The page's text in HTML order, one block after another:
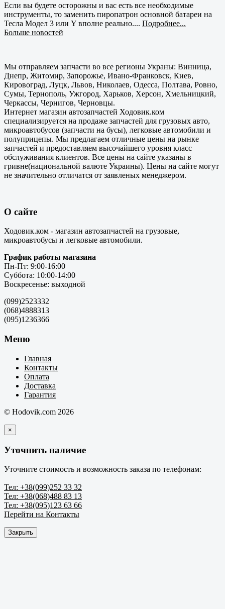
Если вы будете осторожны и вас есть все необходимые
инструменты, то заменить пиропатрон основной батареи на
Тесла Модел 3 или Y вполне реально.... Подробнее...
Больше новостей
Мы отправляем запчасти во все регионы Украны: Винница,
Днепр, Житомир, Запорожье, Ивано-Франковск, Киев,
Кировоград, Луцк, Львов, Николаев, Одесса, Полтава, Ровно,
Сумы, Тернополь, Ужгород, Харьков, Херсон, Хмельницкий,
Черкассы, Чернигов, Черновцы.
Интернет магазин автозапчастей Ходовик.ком
специализируется на продаже запчастей для грузовых авто,
микроавтобусов (запчасти на бусы), легковые автомобили и
полуприцепы. Мы предлагаем отличные цены на рынке
запчастей и предоставляем высочайшего уровня класс
обслуживания клиентов. Все цены на сайте указаны в
гривне(национальной валюте Украины). Цены на сайте могут
не значительно отличатся от заявленых менеджером.
О сайте
Ходовик.ком - магазин автозапчастей на грузовые,
микроавтобусы и легковые автомобили.
График работы магазина
Пн-Пт: 9:00-16:00
Суббота: 10:00-14:00
Воскресенье: выходной
(099)2523332
(068)4888313
(095)1236366
Меню
Главная
Контакты
Оплата
Доставка
Гарантия
© Hodovik.com 2026
×
Уточнить наличие
Уточните стоимость и возможность заказа по телефонам:
Тел: +38(099)252 33 32
Тел: +38(068)488 83 13
Тел: +38(095)123 63 66
Перейти на Контакты
Закрыть